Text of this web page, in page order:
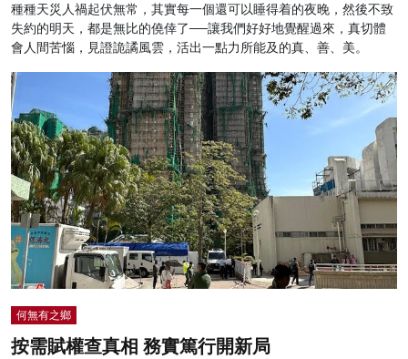
種種天災人禍起伏無常，其實每一個還可以睡得着的夜晚，然後不致
失約的明天，都是無比的僥倖了──讓我們好好地覺醒過來，真切體
會人間苦惱，見證詭譎風雲，活出一點力所能及的真、善、美。
何無有之鄉
按需賦權查真相 務實篤行開新局